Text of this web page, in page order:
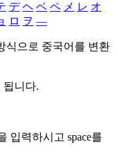
デ ヘ ベ ペ メ レ オ
ロ ヲ ―
식으로 중국어를 변환
됩니다.
입력하시고 space를